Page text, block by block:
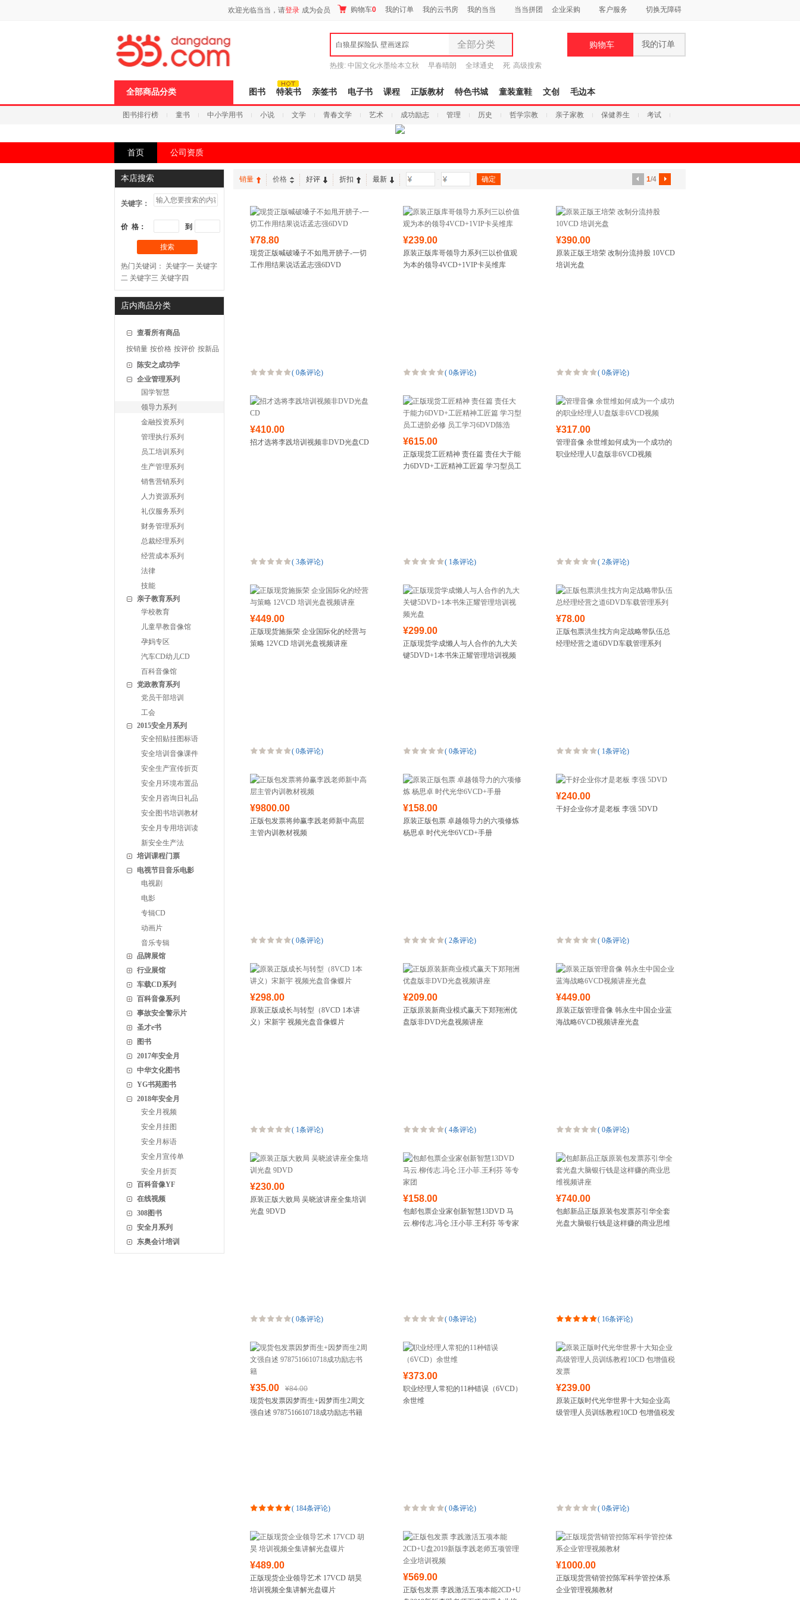
欢迎光临当当，请登录 成为会员 购物车0 我的订单 我的云书房 我的当当 当当拼团 企业采购 客户服务 切换无障碍
白狼星探险队 壁画迷踪 全部分类
全部分类
图书
电子书
音像
母婴用品
家居日用
服装
鞋
电脑办公
家用电器
热搜: 中国文化水墨绘本立秋 早春晴朗 全球通史
死 高级搜索
购物车 我的订单
全部商品分类 图书 特装书 亲签书 电子书 课程 正版教材 特色书城 童装童鞋 文创 毛边本
图书排行榜 童书 中小学用书 小说 文学 青春文学 艺术 成功励志 管理 历史 哲学宗教 亲子家教 保健养生 考试
首页 公司资质
本店搜索
关键字：
价 格： 到
搜索
热门关键词： 关键字一 关键字
二 关键字三 关键字四
店内商品分类
查看所有商品
按销量 按价格 按评价 按新品
陈安之成功学
企业管理系列
国学智慧
领导力系列
金融投资系列
管理执行系列
员工培训系列
生产管理系列
销售营销系列
人力资源系列
礼仪服务系列
财务管理系列
总裁经理系列
经营成本系列
法律
技能
亲子教育系列
学校教育
儿童早教音像馆
孕妈专区
汽车CD幼儿CD
百科音像馆
党政教育系列
党员干部培训
工会
2015安全月系列
安全招贴挂图标语
安全培训音像课件
安全生产宣传折页
安全月环境布置品
安全月咨询日礼品
安全图书培训教材
安全月专用培训读
新安全生产法
培训课程门票
电视节目音乐电影
电视剧
电影
专辑CD
动画片
音乐专辑
品牌展馆
行业展馆
车载CD系列
百科音像系列
事故安全警示片
圣才e书
图书
2017年安全月
中华文化图书
YG书苑图书
2018年安全月
安全月视频
安全月挂图
安全月标语
安全月宣传单
安全月折页
百科音像YF
在线视频
308图书
安全月系列
东奥会计培训
销量 价格 好评 折扣 最新 1/4
¥78.80
现货正版喊破嗓子不如甩开膀子-一切
工作用结果说话孟志强6DVD
( 0条评论)
¥239.00
原装正版库哥领导力系列三以价值观
为本的领导4VCD+1VIP卡吴维库
( 0条评论)
¥390.00
原装正版王培荣 改制分流持股 10VCD
培训光盘
( 0条评论)
¥410.00
招才选将李践培训视频非DVD光盘CD
( 3条评论)
¥615.00
正版现货工匠精神 责任篇 责任大于能
力6DVD+工匠精神工匠篇 学习型员工
( 1条评论)
¥317.00
管理音像 余世维如何成为一个成功的
职业经理人U盘版非6VCD视频
( 2条评论)
¥449.00
正版现货施振荣 企业国际化的经营与
策略 12VCD 培训光盘视频讲座
( 0条评论)
¥299.00
正版现货学成懒人与人合作的九大关
键5DVD+1本书朱正耀管理培训视频
( 0条评论)
¥78.00
正版包票洪生找方向定战略带队伍总
经理经营之道6DVD车载管理系列
( 1条评论)
¥9800.00
正版包发票将帅赢李践老师新中高层
主管内训教材视频
( 0条评论)
¥158.00
原装正版包票 卓越领导力的六项修炼
杨思卓 时代光华6VCD+手册
( 2条评论)
¥240.00
干好企业你才是老板 李强 5DVD
( 0条评论)
¥298.00
原装正版成长与转型（8VCD 1本讲
义）宋新宇 视频光盘音像蝶片
( 1条评论)
¥209.00
正版原装新商业模式赢天下郑翔洲优
盘版非DVD光盘视频讲座
( 4条评论)
¥449.00
原装正版管理音像 韩永生中国企业蓝
海战略6VCD视频讲座光盘
( 0条评论)
¥230.00
原装正版大败局 吴晓波讲座全集培训
光盘 9DVD
( 0条评论)
¥158.00
包邮包票企业家创新智慧13DVD 马
云.柳传志.冯仑.汪小菲.王利芬 等专家
( 0条评论)
¥740.00
包邮新品正版原装包发票苏引华全套
光盘大脑银行钱是这样赚的商业思维
( 16条评论)
¥35.00
¥84.00
现货包发票因梦而生+因梦而生2周文
强自述 9787516610718成功励志书籍
( 184条评论)
¥373.00
职业经理人常犯的11种错误（6VCD）
余世维
( 0条评论)
¥239.00
原装正版时代光华世界十大知企业高
级管理人员训练教程10CD 包增值税发
( 0条评论)
¥489.00
正版现货企业领导艺术 17VCD 胡昊
培训视频全集讲解光盘碟片
¥569.00
正版包发票 李践激活五项本能2CD+U
¥1000.00
正版现货营销管控陈军科学管控体系
企业管理视频教材
页
浪